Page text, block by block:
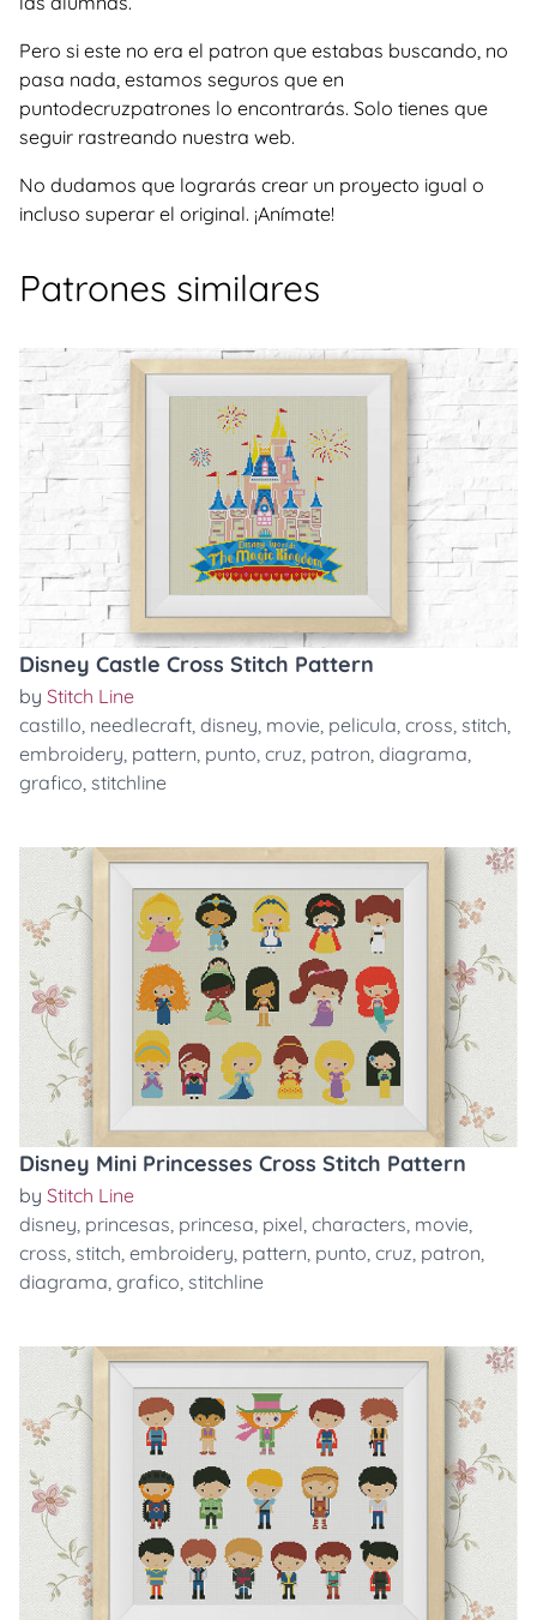
Pero si este no era el patron que estabas buscando, no
pasa nada, estamos seguros que en
puntodecruzpatrones lo encontrarás. Solo tienes que
seguir rastreando nuestra web.
No dudamos que lograrás crear un proyecto igual o
incluso superar el original. ¡Anímate!
Patrones similares
Disney Castle Cross Stitch Pattern
by Stitch Line
castillo, needlecraft, disney, movie, pelicula, cross, stitch,
embroidery, pattern, punto, cruz, patron, diagrama,
grafico, stitchline
Disney Mini Princesses Cross Stitch Pattern
by Stitch Line
disney, princesas, princesa, pixel, characters, movie,
cross, stitch, embroidery, pattern, punto, cruz, patron,
diagrama, grafico, stitchline